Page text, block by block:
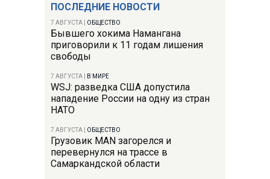
ПОСЛЕДНИЕ НОВОСТИ
7 АВГУСТА ОБЩЕСТВО
Бывшего хокима Намангана
приговорили к 11 годам лишения
свободы
7 АВГУСТА В МИРЕ
WSJ: разведка США допустила
нападение России на одну из стран
НАТО
7 АВГУСТА ОБЩЕСТВО
Грузовик MAN загорелся и
перевернулся на трассе в
Самаркандской области